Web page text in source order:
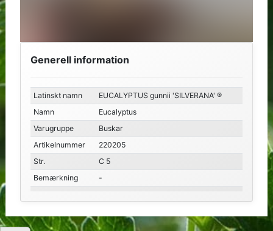
Generell information
Latinskt namn
EUCALYPTUS gunnii 'SILVERANA' ®
Namn
Eucalyptus
Varugruppe
Buskar
Artikelnummer
220205
Str.
C 5
Bemærkning
-